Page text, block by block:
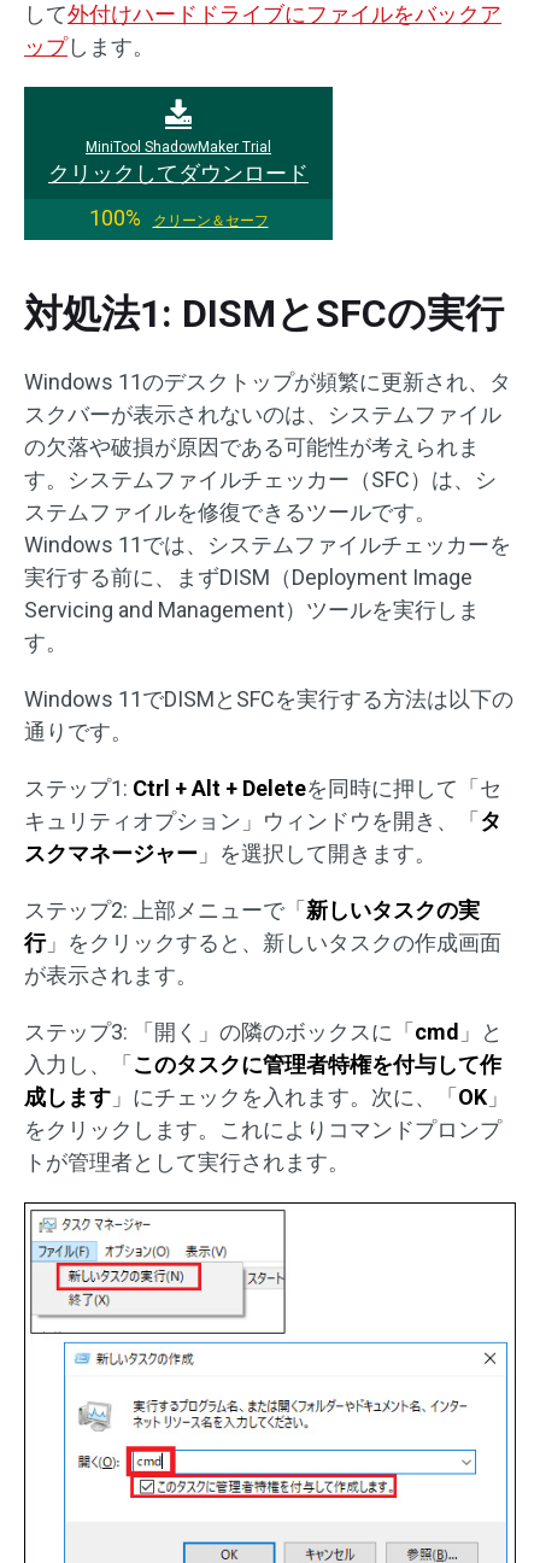
して外付けハードドライブにファイルをバックア
ップします。
MiniTool ShadowMaker Trial
クリックしてダウンロード
100%
クリーン＆セーフ
対処法1: DISMとSFCの実行
Windows 11のデスクトップが頻繁に更新され、タ
スクバーが表示されないのは、システムファイル
の欠落や破損が原因である可能性が考えられま
す。システムファイルチェッカー（SFC）は、シ
ステムファイルを修復できるツールです。
Windows 11では、システムファイルチェッカーを
実行する前に、まずDISM（Deployment Image
Servicing and Management）ツールを実行しま
す。
Windows 11でDISMとSFCを実行する方法は以下の
通りです。
ステップ1: Ctrl + Alt + Deleteを同時に押して「セ
キュリティオプション」ウィンドウを開き、「 タ
スクマネージャー 」を選択して開きます。
ステップ2: 上部メニューで「 新しいタスクの実
行」をクリックすると、新しいタスクの作成画面
が表示されます。
ステップ3: 「開く」の隣のボックスに「 cmd 」と
入力し、「 このタスクに管理者特権を付与して作
成します 」にチェックを入れます。次に、「 OK 」
をクリックします。これによりコマンドプロンプ
トが管理者として実行されます。